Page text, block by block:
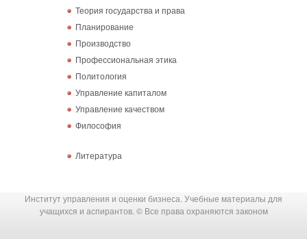
Теория государства и права
Планирование
Производство
Профессиональная этика
Политология
Управление капиталом
Управление качеством
Философия
Литература
Институт управления и оценки бизнеса. Учебные материалы для
учащихся и аспирантов. © Все права охраняются законом